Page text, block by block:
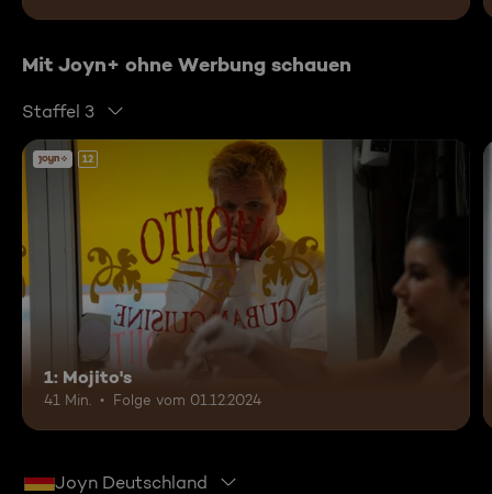
Mit Joyn+ ohne Werbung schauen
Staffel 3
12
1: Mojito's
41 Min. Folge vom 01.12.2024
Joyn Deutschland